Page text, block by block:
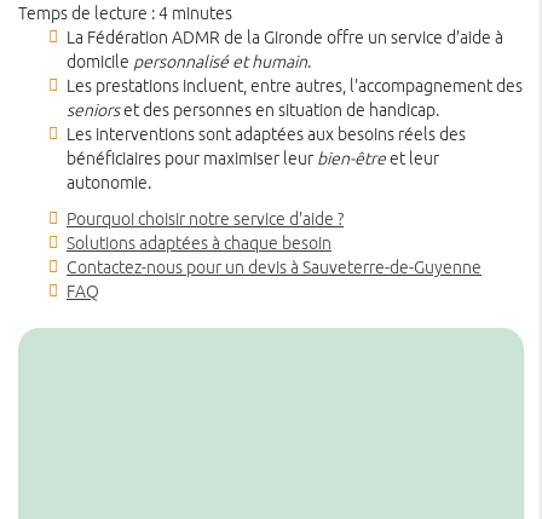
Temps de lecture : 4 minutes
La Fédération ADMR de la Gironde offre un service d'aide à
domicile personnalisé et humain.
Les prestations incluent, entre autres, l'accompagnement des
seniorset des personnes en situation de handicap.
Les interventions sont adaptées aux besoins réels des
bénéficiaires pour maximiser leur bien-êtreet leur
autonomie.
Pourquoi choisir notre service d'aide ?
Solutions adaptées à chaque besoin
Contactez-nous pour un devis à Sauveterre-de-Guyenne
FAQ